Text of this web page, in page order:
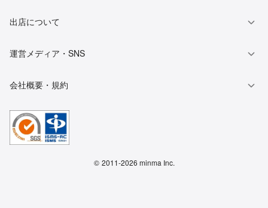
出店について
運営メディア・SNS
会社概要・規約
© 2011-2026 minma Inc.